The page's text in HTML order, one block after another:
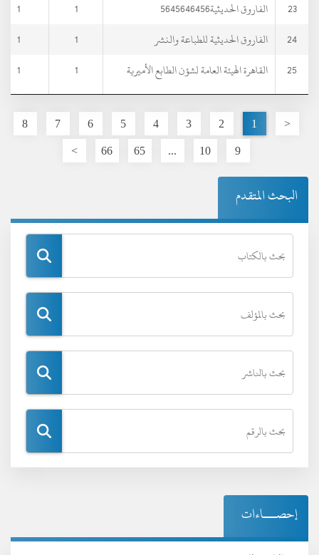
23
الفاروق الحديثية5645646456 1
1
24
الفاروق الحديثية للطباعة والنشر 1
1
25
القاهرة الهيئة العامة لشؤن الطابع الأميرية 1
1
<
1
2
3
4
5
6
7
8
9
10
...
65
66
>
البحث المتقدم
إحصـــاءات